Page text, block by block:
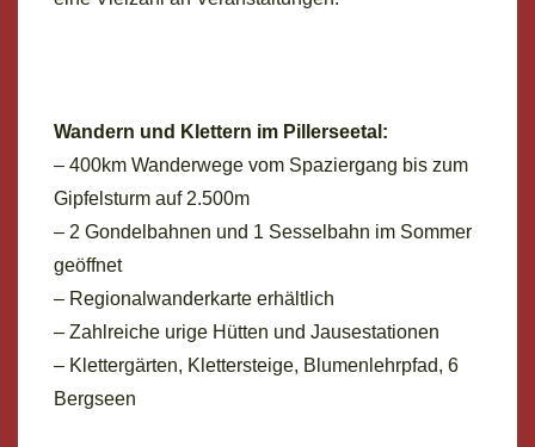
Wandern und Klettern im Pillerseetal:
– 400km Wanderwege vom Spaziergang bis zum
Gipfelsturm auf 2.500m
– 2 Gondelbahnen und 1 Sesselbahn im Sommer
geöffnet
– Regionalwanderkarte erhältlich
– Zahlreiche urige Hütten und Jausestationen
– Klettergärten, Klettersteige, Blumenlehrpfad, 6
Bergseen